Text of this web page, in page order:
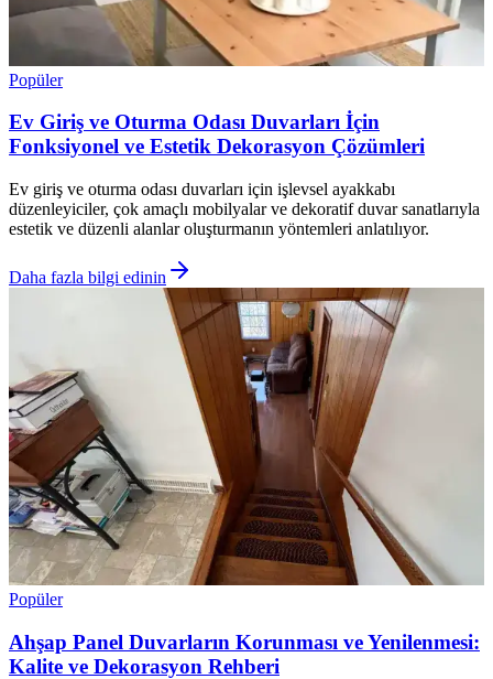
Popüler
Ev Giriş ve Oturma Odası Duvarları İçin
Fonksiyonel ve Estetik Dekorasyon Çözümleri
Ev giriş ve oturma odası duvarları için işlevsel ayakkabı
düzenleyiciler, çok amaçlı mobilyalar ve dekoratif duvar sanatlarıyla
estetik ve düzenli alanlar oluşturmanın yöntemleri anlatılıyor.
Daha fazla bilgi edinin
Popüler
Ahşap Panel Duvarların Korunması ve Yenilenmesi:
Kalite ve Dekorasyon Rehberi